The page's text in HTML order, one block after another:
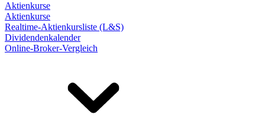
Aktienkurse
Aktienkurse
Realtime-Aktienkursliste (L&S)
Dividendenkalender
Online-Broker-Vergleich